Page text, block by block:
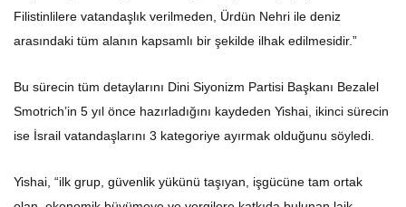
Filistinlilere vatandaşlık verilmeden, Ürdün Nehri ile deniz
arasındaki tüm alanın kapsamlı bir şekilde ilhak edilmesidir.”
Bu sürecin tüm detaylarını Dini Siyonizm Partisi Başkanı Bezalel
Smotrich’in 5 yıl önce hazırladığını kaydeden Yishai, ikinci sürecin
ise İsrail vatandaşlarını 3 kategoriye ayırmak olduğunu söyledi.
Yishai, “ilk grup, güvenlik yükünü taşıyan, işgücüne tam ortak